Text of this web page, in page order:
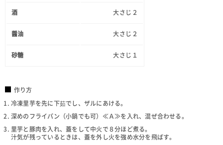
酒 大さじ２
醤油 大さじ２
砂糖 大さじ１
作り方
冷凍里芋を先に下茹でし、ザルにあける。
深めのフライパン（小鍋でも可）≪Ａ≫を入れ、混ぜ合わせる。
里芋と豚肉を入れ、蓋をして中火で８分ほど煮る。
汁気が残っているときは、蓋を外し火を強め水分を飛ばす。